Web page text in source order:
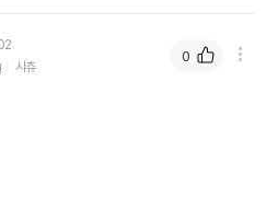
시츄
0